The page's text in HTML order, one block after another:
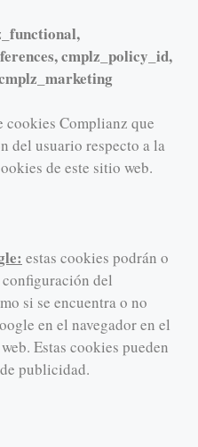
cmplz_policy_id,
cookies Complianz que
del usuario respecto a la
de este sitio web.
estas cookies podrán o
del
si se encuentra o no
en el navegador en el
Estas cookies pueden
publicidad.